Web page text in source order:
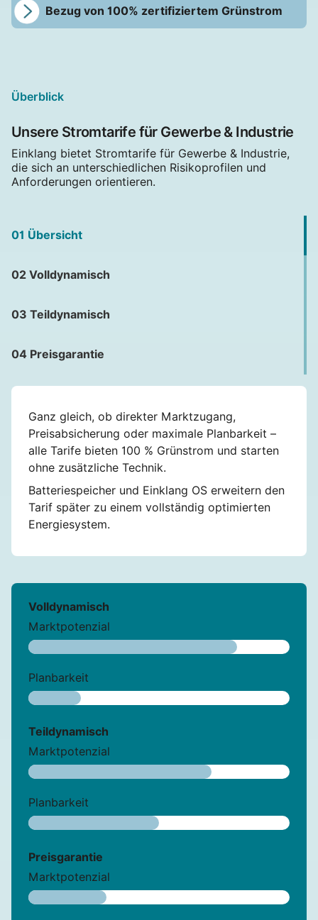
Bezug von 100% zertifiziertem Grünstrom
Überblick
Unsere Stromtarife für Gewerbe & Industrie
Einklang bietet Stromtarife für Gewerbe & Industrie,
die sich an unterschiedlichen Risikoprofilen und
Anforderungen orientieren.
01 Übersicht
02 Volldynamisch
03 Teildynamisch
04 Preisgarantie
Ganz gleich, ob direkter Marktzugang,
Preisabsicherung oder maximale Planbarkeit –
alle Tarife bieten 100 % Grünstrom und starten
ohne zusätzliche Technik.
Batteriespeicher und Einklang OS erweitern den
Tarif später zu einem vollständig optimierten
Energiesystem.
Volldynamisch
Marktpotenzial
Planbarkeit
Teildynamisch
Marktpotenzial
Planbarkeit
Preisgarantie
Marktpotenzial